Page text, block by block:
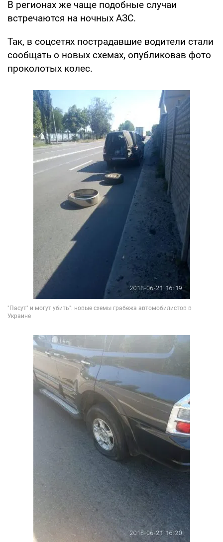
В регионах же чаще подобные случаи
встречаются на ночных АЗС.
Так, в соцсетях пострадавшие водители стали
сообщать о новых схемах, опубликовав фото
проколотых колес.